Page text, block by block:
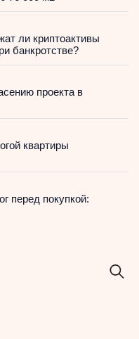
ли криптоактивы
банкротстве?
проекта в
квартиры
перед покупкой: